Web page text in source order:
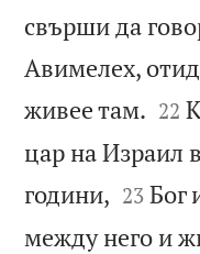
свърши да
Авимелех,
живее там. 

22
цар на Израил
години, 

23 Бог
между него и